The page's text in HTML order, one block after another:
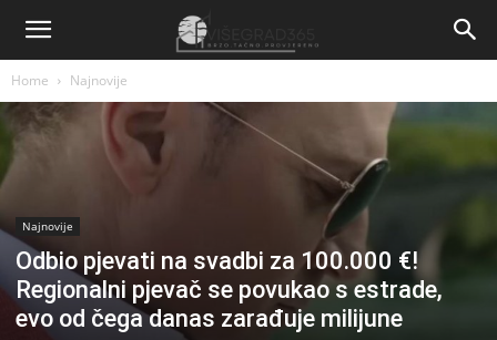
Home Najnovije
Najnovije
Odbio pjevati na svadbi za 100.000 €!
Regionalni pjevač se povukao s estrade,
evo od čega danas zarađuje milijune